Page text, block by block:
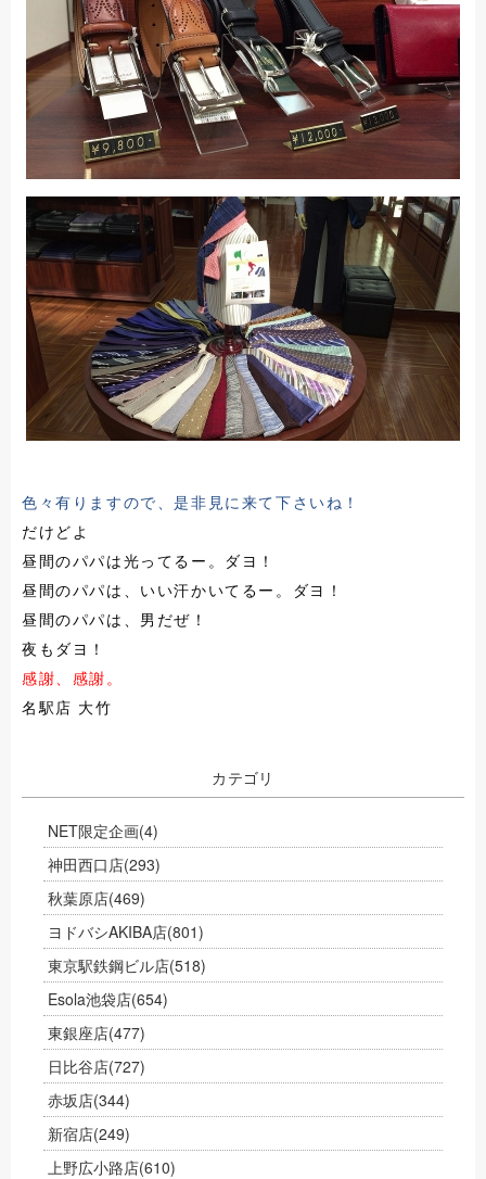
色々有りますので、是非見に来て下さいね！
だけどよ
昼間のパパは光ってるー。ダヨ！
昼間のパパは、いい汗かいてるー。ダヨ！
昼間のパパは、男だぜ！
夜もダヨ！
感謝、感謝。
名駅店 大竹
カテゴリ
NET限定企画(4)
神田西口店(293)
秋葉原店(469)
ヨドバシAKIBA店(801)
東京駅鉄鋼ビル店(518)
Esola池袋店(654)
東銀座店(477)
日比谷店(727)
赤坂店(344)
新宿店(249)
上野広小路店(610)